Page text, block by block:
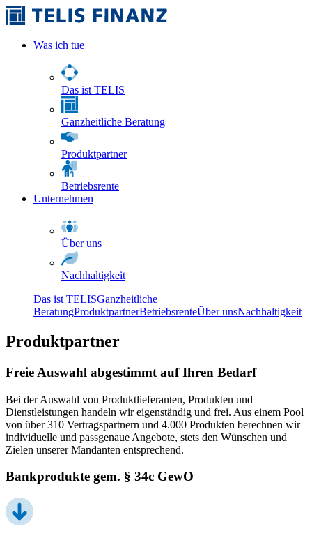
Was ich tue
Das ist TELIS
Ganzheitliche Beratung
Produktpartner
Betriebsrente
Unternehmen
Über uns
Nachhaltigkeit
Das ist TELISGanzheitliche
BeratungProduktpartnerBetriebsrenteÜber unsNachhaltigkeit
Produktpartner
Freie Auswahl abgestimmt auf Ihren Bedarf
Bei der Auswahl von Produktlieferanten, Produkten und
Dienstleistungen handeln wir eigenständig und frei. Aus einem Pool
von über 310 Vertragspartnern und 4.000 Produkten berechnen wir
individuelle und passgenaue Angebote, stets den Wünschen und
Zielen unserer Mandanten entsprechend.
Bankprodukte gem. § 34c GewO